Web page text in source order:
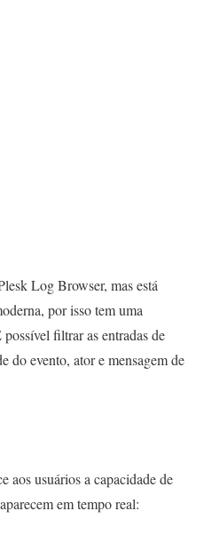
Log Browser, mas está
por isso tem uma
filtrar as entradas de
do evento, ator e mensagem de
aos usuários a capacidade de
em tempo real: